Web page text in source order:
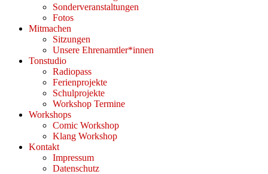
Sonderveranstaltungen
Fotos
Mitmachen
Sitzungen
Unsere Ehrenamtler*innen
Tonstudio
Radiopass
Ferienprojekte
Schulprojekte
Workshop Termine
Workshops
Comic Workshop
Klang Workshop
Kontakt
Impressum
Datenschutz